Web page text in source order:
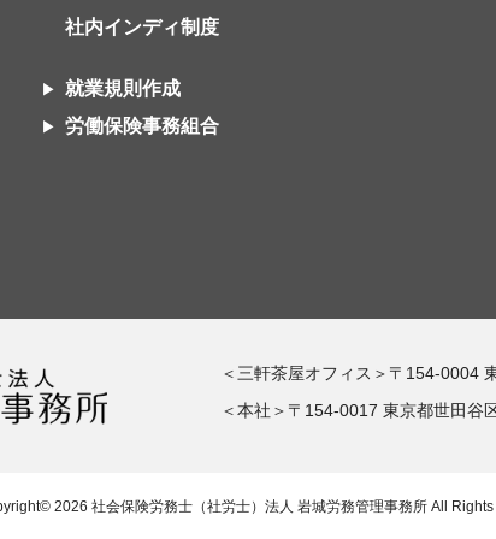
社内インディ制度
就業規則作成
労働保険事務組合
＜三軒茶屋オフィス＞〒154-0004
＜本社＞〒154-0017 東京都世田谷
2026 社会保険労務士（社労士）法人 岩城労務管理事務所All Rights